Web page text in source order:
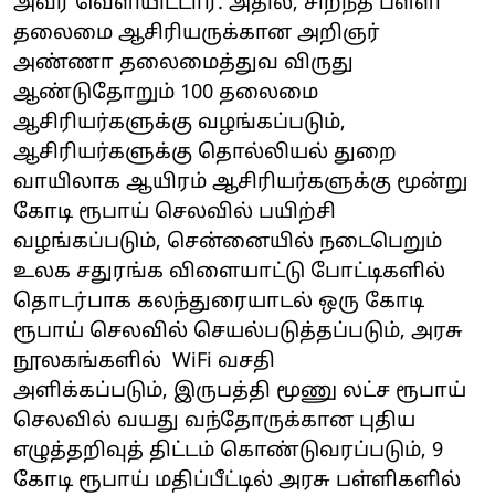
தலைமை ஆசிரியருக்கான அறிஞர்
அண்ணா தலைமைத்துவ விருது
ஆண்டுதோறும் 100 தலைமை
ஆசிரியர்களுக்கு வழங்கப்படும்,
ஆசிரியர்களுக்கு தொல்லியல் துறை
வாயிலாக ஆயிரம் ஆசிரியர்களுக்கு மூன்று
கோடி ரூபாய் செலவில் பயிற்சி
வழங்கப்படும், சென்னையில் நடைபெறும்
உலக சதுரங்க விளையாட்டு போட்டிகளில்
தொடர்பாக கலந்துரையாடல் ஒரு கோடி
ரூபாய் செலவில் செயல்படுத்தப்படும், அரசு
நூலகங்களில் WiFi வசதி
அளிக்கப்படும், இருபத்தி மூணு லட்ச ரூபாய்
செலவில் வயது வந்தோருக்கான புதிய
எழுத்தறிவுத் திட்டம் கொண்டுவரப்படும், 9
கோடி ரூபாய் மதிப்பீட்டில் அரசு பள்ளிகளில்